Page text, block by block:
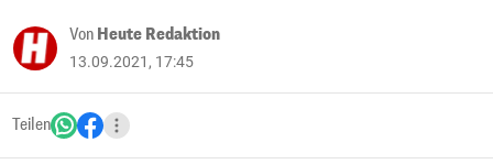
Von Heute Redaktion
13.09.2021, 17:45
Teilen